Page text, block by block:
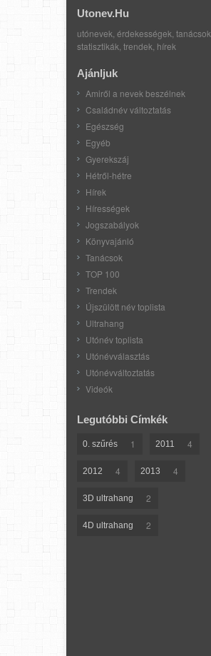
Utonev.hu
utónevek, érdekességek, tanácsok,
statisztikák, trendek, hírek
Ajánljuk
Amiről a nevek beszélnek
Családnév változtatás
Egészség
Egyéb
Gyerekszáj
Hétről-hétre
Hírek
Hírességek
Jogszabályok
Könyvajánló
Tanácsok
TOP 100
Trendek
Újszülött név toplista
Ultrahang
Utónév toplista
Utónévválasztás
Utónévváltoztatás
Videók
Legutóbbi Címkék
0. szűrés 1 2011 4
2012 4 2013 4
3D ultrahang 2
4D ultrahang 2